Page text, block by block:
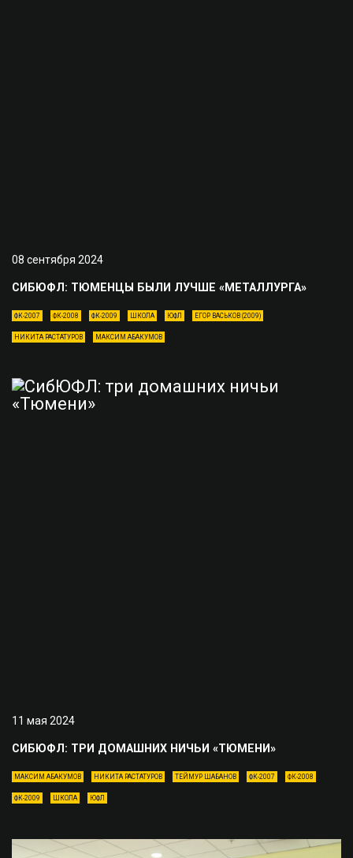
08 сентября 2024
СИБЮФЛ: ТЮМЕНЦЫ БЫЛИ ЛУЧШЕ «МЕТАЛЛУРГА»
ФК-2007 ФК-2008 ФК-2009 ШКОЛА ЮФЛ ЕГОР ВАСЬКОВ (2009)
НИКИТА РАСТАТУРОВ МАКСИМ АБАКУМОВ
11 мая 2024
СИБЮФЛ: ТРИ ДОМАШНИХ НИЧЬИ «ТЮМЕНИ»
МАКСИМ АБАКУМОВ НИКИТА РАСТАТУРОВ ТЕЙМУР ШАБАНОВ ФК-2007 ФК-2008
ФК-2009 ШКОЛА ЮФЛ